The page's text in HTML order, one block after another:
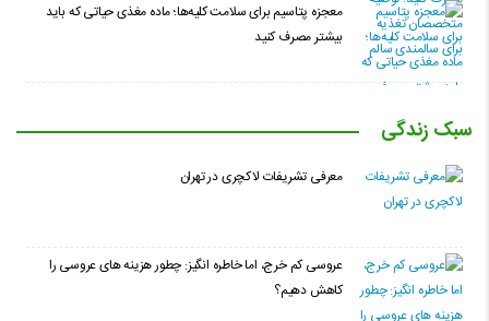
معجزه پتاسیم برای سلامت کلیه‌ها؛ ماده مغذی حیاتی که باید
بیشتر مصرف کنید
سبک زندگی
معرفی تشریفات لاکچری در تهران
عروسی کم خرج، اما خاطره انگیز: چطور هزینه های عروسی را
کاهش دهیم؟